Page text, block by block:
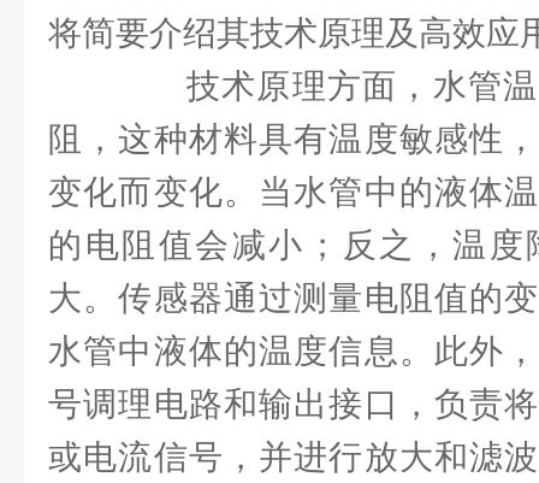
将简要介绍其技术原理及高效应
技术原理方面，水管温
阻，这种材料具有温度敏感性
变化而变化。当水管中的液体
的电阻值会减小；反之，温
大。传感器通过测量电阻值的
水管中液体的温度信息。此外
号调理电路和输出接口，负责
或电流信号，并进行放大和滤